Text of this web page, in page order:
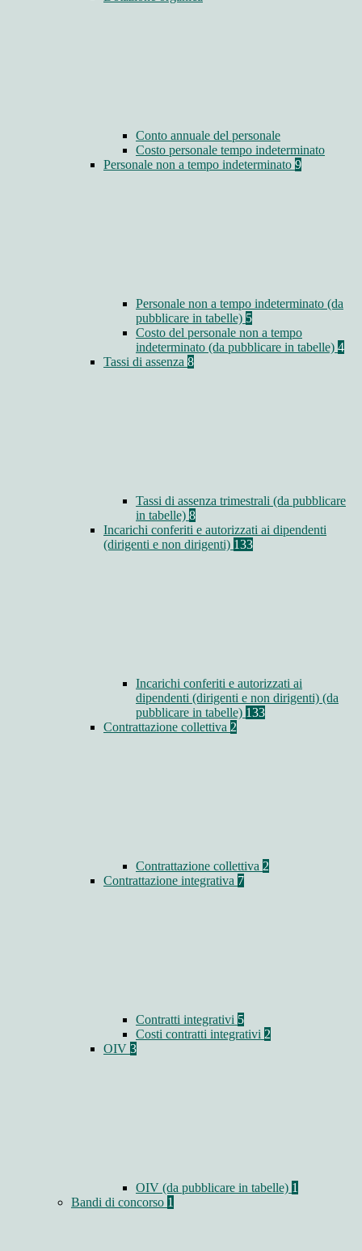
Conto annuale del personale
Costo personale tempo indeterminato
Personale non a tempo indeterminato 9
Personale non a tempo indeterminato (da
pubblicare in tabelle) 5
Costo del personale non a tempo
indeterminato (da pubblicare in tabelle) 4
Tassi di assenza 8
Tassi di assenza trimestrali (da pubblicare
in tabelle) 8
Incarichi conferiti e autorizzati ai dipendenti
(dirigenti e non dirigenti) 133
Incarichi conferiti e autorizzati ai
dipendenti (dirigenti e non dirigenti) (da
pubblicare in tabelle) 133
Contrattazione collettiva 2
Contrattazione collettiva 2
Contrattazione integrativa 7
Contratti integrativi 5
Costi contratti integrativi 2
OIV 3
OIV (da pubblicare in tabelle) 1
Bandi di concorso 1